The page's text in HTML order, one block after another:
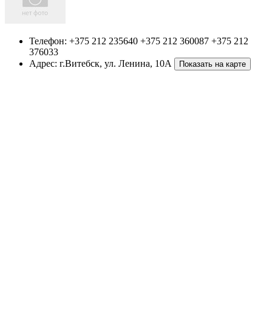
Телефон: +375 212 235640 +375 212 360087 +375 212
376033
Адрес: г.Витебск, ул. Ленина, 10А